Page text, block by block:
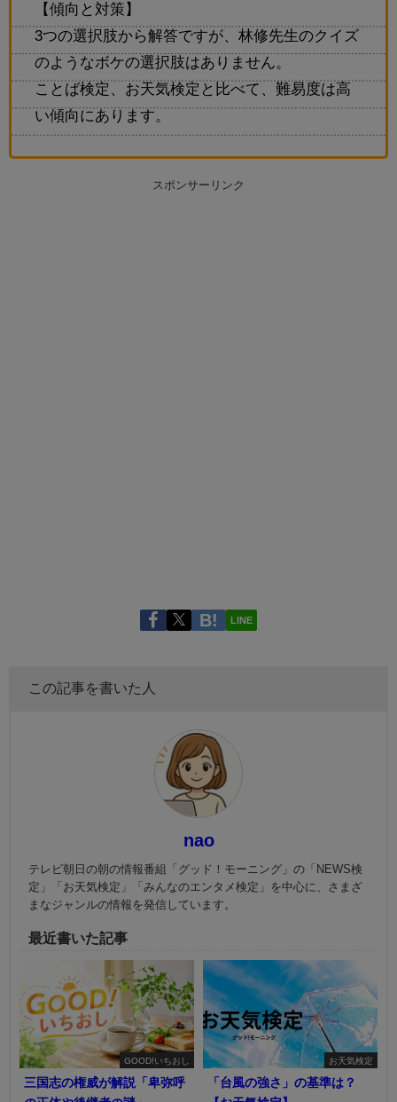
【傾向と対策】
3つの選択肢から解答ですが、林修先生のクイズ
のようなボケの選択肢はありません。
ことば検定、お天気検定と比べて、難易度は高
い傾向にあります。
スポンサーリンク
LINE
この記事を書いた人
nao
テレビ朝日の朝の情報番組「グッド！モーニング」の「NEWS検
定」「お天気検定」「みんなのエンタメ検定」を中心に、さまざ
まなジャンルの情報を発信しています。
最近書いた記事
GOOD!いちおし
三国志の権威が解説「卑弥呼
お天気検定
「台風の強さ」の基準は？